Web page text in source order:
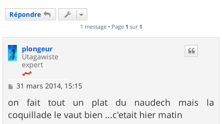
Répondre
1 message • Page 1 sur 1
plongeur
Utagawiste
expert
M
s
s
a
31 mars 2014, 15:15
on fait tout un plat du naudech mais la
coquillade le vaut bien ...c'etait hier matin